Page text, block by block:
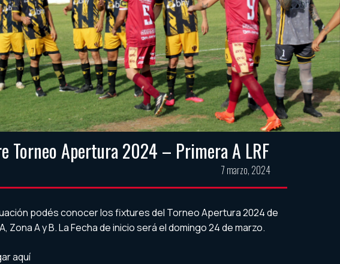
Torneo Apertura 2024 – Primera A LRF
7 marzo, 2024
podés conocer los fixtures del Torneo Apertura 2024 de
Zona A y B. La Fecha de inicio será el domingo 24 de marzo.
aquí